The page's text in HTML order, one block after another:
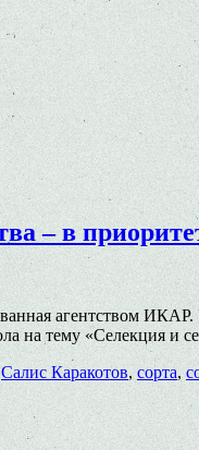
– в
агентством
на тему «Селекция и
Салис Каракотов, сорта,